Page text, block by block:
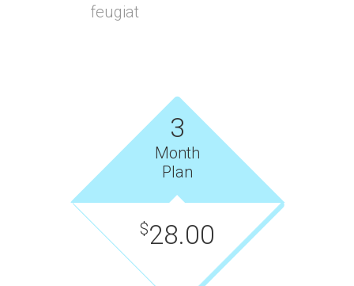
feugiat
3
Month
Plan
$28.00